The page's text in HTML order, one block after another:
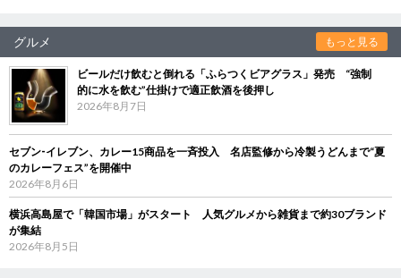
グルメ もっと見る
ビールだけ飲むと倒れる「ふらつくビアグラス」発売 “強制
的に水を飲む”仕掛けで適正飲酒を後押し
2026年8月7日
セブン‐イレブン、カレー15商品を一斉投入 名店監修から冷製うどんまで“夏
のカレーフェス”を開催中
2026年8月6日
横浜高島屋で「韓国市場」がスタート 人気グルメから雑貨まで約30ブランド
が集結
2026年8月5日